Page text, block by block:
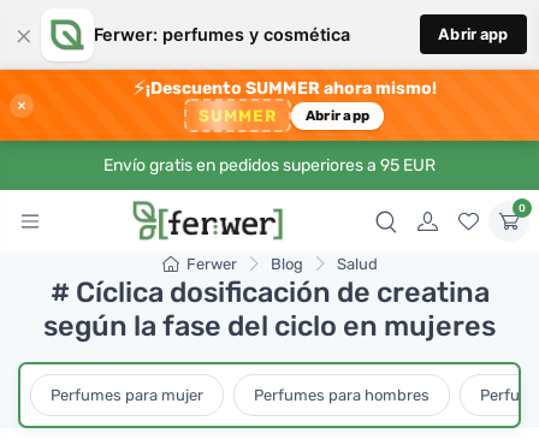
× Ferwer: perfumes y cosmética Abrir app
×
⚡¡Descuento SUMMER ahora mismo!
SUMMER Abrir app
Envío gratis en pedidos superiores a 95 EUR
0
Ferwer Blog Salud
# Cíclica dosificación de creatina
según la fase del ciclo en mujeres
Perfumes para mujer Perfumes para hombres